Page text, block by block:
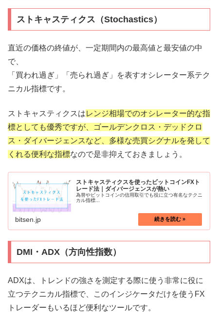
ストキャスティクス（Stochastics）
直近の価格の終値が、一定期間内の最高値と最安値の中
で、
「買われ過ぎ」「売られ過ぎ」を表すオシレーター系テク
ニカル指標です。
ストキャスティクスはレンジ相場でのオシレーター的な指
標としても優秀ですが、ゴールデンクロス・デッドクロ
ス・ダイバージェンスなど、多様な売買シグナルを発して
くれる便利な指標なので是非抑えておきましょう。
ストキャスティクスを使ったビットコインFXト
レード法｜ダイバージェンスが熱い
為替やビットコインの信用取引でも役に立つ有名なテクニ
カル指標...
bitsen.jp
DMI・ADX（方向性指数）
ADXは、トレンドの強さを測定する際に使う非常に役に
立つテクニカル指標で、このインジケータだけを使うFX
トレーダーもいるほど便利なツールです。